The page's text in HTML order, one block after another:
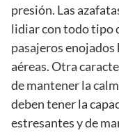
presión. Las
lidiar con todo tipo
pasajeros
aéreas. Otra
de mantener la
deben tener la
estresantes y de